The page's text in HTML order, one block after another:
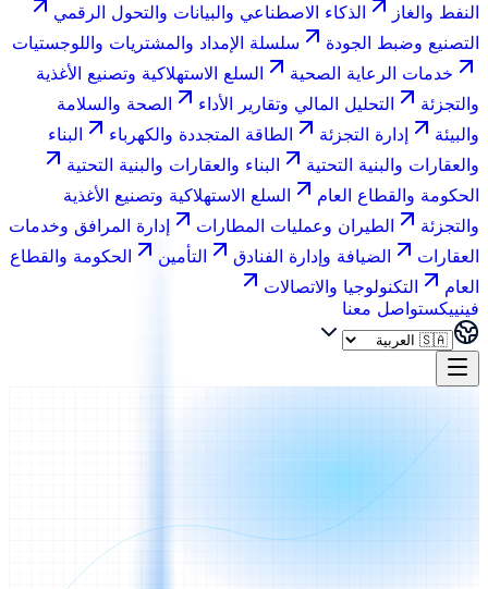
النفط والغاز
الذكاء الاصطناعي والبيانات والتحول الرقمي
التصنيع وضبط الجودة
سلسلة الإمداد والمشتريات واللوجستيات
خدمات الرعاية الصحية
السلع الاستهلاكية وتصنيع الأغذية
والتجزئة
التحليل المالي وتقارير الأداء
الصحة والسلامة
والبيئة
إدارة التجزئة الطاقة المتجددة والكهرباء
البناء
والعقارات والبنية التحتية
البناء والعقارات والبنية التحتية
الحكومة والقطاع العام
السلع الاستهلاكية وتصنيع الأغذية
والتجزئة
الطيران وعمليات المطارات
إدارة المرافق وخدمات
العقارات
الضيافة وإدارة الفنادق التأمين
الحكومة والقطاع
العام
التكنولوجيا والاتصالات
فينييكستواصل معنا